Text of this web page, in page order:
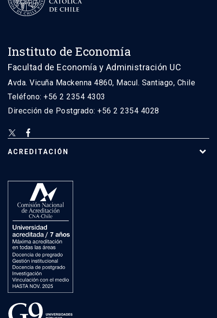
Instituto de Economía
Facultad de Economía y Administración UC
Avda. Vicuña Mackenna 4860, Macul. Santiago, Chile
Teléfono: +56 2 2354 4303
Dirección de Postgrado: +56 2 2354 4028
ACREDITACIÓN